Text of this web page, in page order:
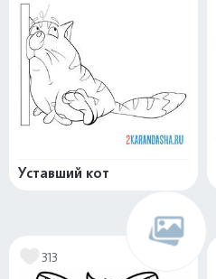
Уставший кот
313